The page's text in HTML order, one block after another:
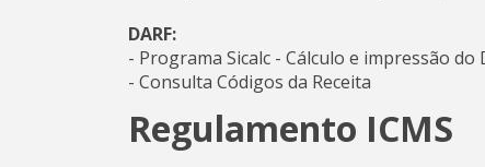
DARF:
- Programa Sicalc - Cálculo e impressão do
- Consulta Códigos da Receita
Regulamento ICMS